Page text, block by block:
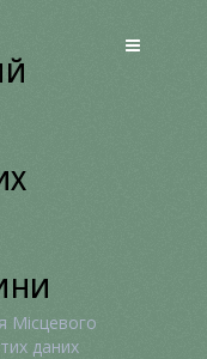
Місцевого
даних